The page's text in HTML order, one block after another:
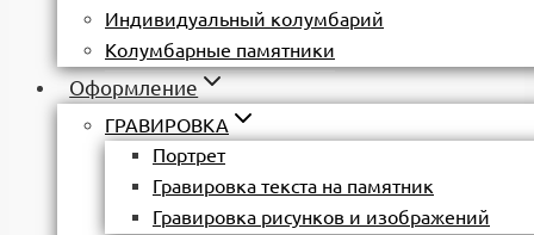
Индивидуальный колумбарий
Колумбарные памятники
Оформление
ГРАВИРОВКА
Портрет
Гравировка текста на памятник
Гравировка рисунков и изображений